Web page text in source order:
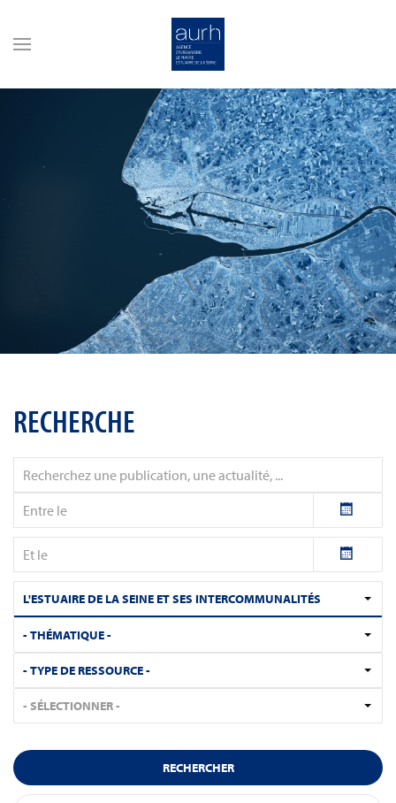
RECHERCHE
L'ESTUAIRE DE LA SEINE ET SES INTERCOMMUNALITÉS
- THÉMATIQUE -
- TYPE DE RESSOURCE -
- SÉLECTIONNER -
RECHERCHER